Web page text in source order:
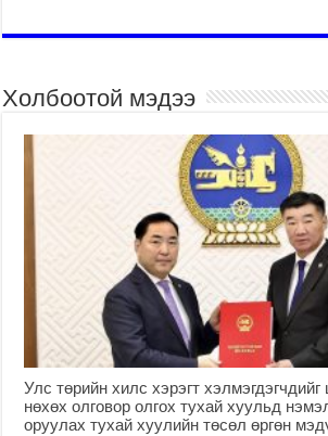
Холбоотой мэдээ
Улс төрийн хилс хэрэгт хэлмэгдэгчдийг
нөхөх олговор олгох тухай хуульд
оруулах тухай хуулийн төсөл өргөн